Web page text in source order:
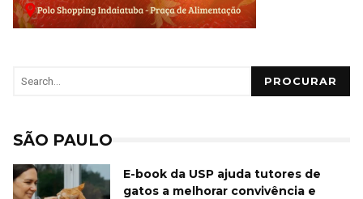
PROCURAR
SÃO PAULO
E-book da USP ajuda tutores de
gatos a melhorar convivência e